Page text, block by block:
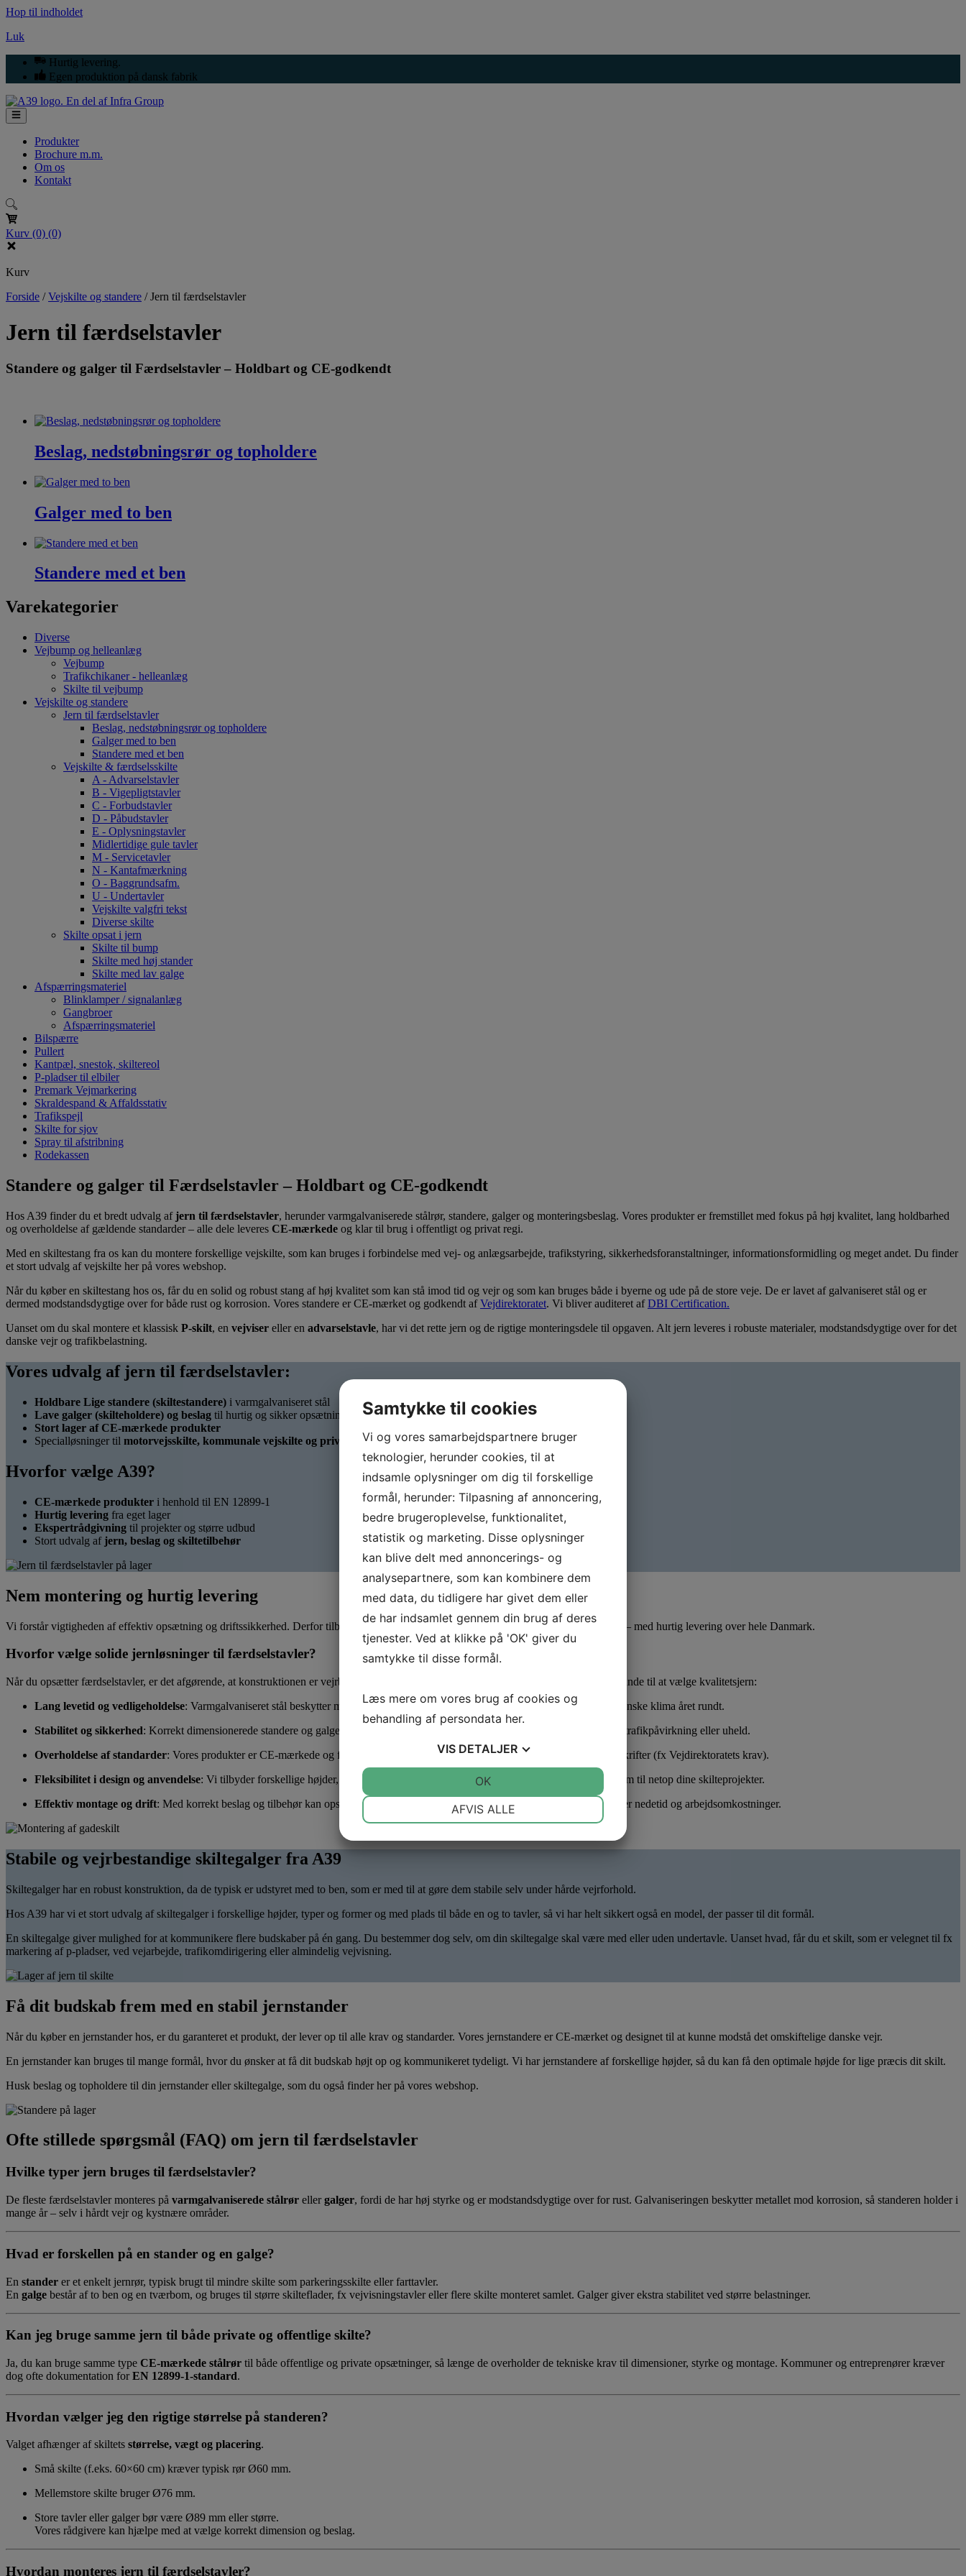
Hop til indholdet
Luk
Hurtig levering.
Egen produktion på dansk fabrik
Produkter
Brochure m.m.
Om os
Kontakt
Kurv (0) (0)
Kurv
Forside /Vejskilte og standere /Jern til færdselstavler
Jern til færdselstavler
Standere og galger til Færdselstavler – Holdbart og CE-godkendt
Beslag, nedstøbningsrør og topholdere
Galger med to ben
Standere med et ben
Varekategorier
Diverse
Vejbump og helleanlæg
Vejbump
Trafikchikaner - helleanlæg
Skilte til vejbump
Vejskilte og standere
Jern til færdselstavler
Beslag, nedstøbningsrør og topholdere
Galger med to ben
Standere med et ben
Vejskilte & færdselsskilte
A - Advarselstavler
B - Vigepligtstavler
C - Forbudstavler
D - Påbudstavler
E - Oplysningstavler
Midlertidige gule tavler
M - Servicetavler
N - Kantafmærkning
O - Baggrundsafm.
U - Undertavler
Vejskilte valgfri tekst
Diverse skilte
Skilte opsat i jern
Skilte til bump
Skilte med høj stander
Skilte med lav galge
Afspærringsmateriel
Blinklamper / signalanlæg
Gangbroer
Afspærringsmateriel
Bilspærre
Pullert
Kantpæl, snestok, skiltereol
P-pladser til elbiler
Premark Vejmarkering
Skraldespand & Affaldsstativ
Trafikspejl
Skilte for sjov
Spray til afstribning
Rodekassen
Standere og galger til Færdselstavler – Holdbart og CE-godkendt
Hos A39 finder du et bredt udvalg af jern til færdselstavler, herunder varmgalvaniserede stålrør, standere, galger og monteringsbeslag. Vores produkter er fremstillet med fokus på høj kvalitet, lang holdbarhed
og overholdelse af gældende standarder – alle dele leveres CE-mærkede og klar til brug i offentligt og privat regi.
Med en skiltestang fra os kan du montere forskellige vejskilte, som kan bruges i forbindelse med vej- og anlægsarbejde, trafikstyring, sikkerhedsforanstaltninger, informationsformidling og meget andet. Du finder
et stort udvalg af vejskilte her på vores webshop.
Når du køber en skiltestang hos os, får du en solid og robust stang af høj kvalitet som kan stå imod tid og vejr og som kan bruges både i byerne og ude på de store veje. De er lavet af galvaniseret stål og er
dermed modstandsdygtige over for både rust og korrosion. Vores standere er CE-mærket og godkendt afVejdirektoratet. Vi bliver auditeret afDBI Certification.
Uanset om du skal montere et klassisk P-skilt, en vejviser eller en advarselstavle, har vi det rette jern og de rigtige monteringsdele til opgaven. Alt jern leveres i robuste materialer, modstandsdygtige over for det
danske vejr og trafikbelastning.
Vores udvalg af jern til færdselstavler:
Holdbare Lige standere (skiltestandere) i varmgalvaniseret stål
Lave galger (skilteholdere) og beslag til hurtig og sikker opsætning
Stort lager af CE-mærkede produkter
Specialløsninger til motorvejsskilte, kommunale vejskilte og private arealer
Hvorfor vælge A39?
CE-mærkede produkter i henhold til EN 12899-1
Hurtig levering fra eget lager
Ekspertrådgivning til projekter og større udbud
Stort udvalg afjern, beslag og skiltetilbehør
Nem montering og hurtig levering
Vi forstår vigtigheden af effektiv opsætning og driftssikkerhed. Derfor tilbyder vi både standardstørrelserog kundetilpassede løsninger – med hurtig levering over hele Danmark.
Hvorfor vælge solide jernløsninger til færdselstavler?
Når du opsætter færdselstavler, er det afgørende, at konstruktionen er vejrbestandig og korrekt certificeret. Her er nogle af de vigtigste grunde til at vælge kvalitetsjern:
Lang levetid og vedligeholdelse: Varmgalvaniseret stål beskytter mod rust og korrosion og sikrer, at skiltestanderne kan tåle det danske klima året rundt.
Stabilitet og sikkerhed: Korrekt dimensionerede standere og galger reducerer risikoen for at skilte knækker eller vælter ved vind, trafikpåvirkning eller uheld.
Overholdelse af standarder: Vores produkter er CE-mærkede og fremstillet i henhold til EN 12899-1 og gældende nationale forskrifter (fx Vejdirektoratets krav).
Fleksibilitet i design og anvendelse: Vi tilbyder forskellige højder, bredder og beslagløsninger, så du kan vælge det optimale system til netop dine skilteprojekter.
Effektiv montage og drift: Med korrekt beslag og tilbehør kan opsætning og udskiftning gøres hurtigt og sikkert, hvilket minimerer nedetid og arbejdsomkostninger.
Stabile og vejrbestandige skiltegalger fra A39
Skiltegalger har en robust konstruktion, da de typisk er udstyret med to ben, som er med til at gøre dem stabile selv under hårde vejrforhold.
Hos A39 har vi et stort udvalg af skiltegalger i forskellige højder, typer og former og med plads til både en og to tavler, så vi har helt sikkert også en model, der passer til dit formål.
En skiltegalge giver mulighed for at kommunikere flere budskaber på én gang. Du bestemmer dog selv, om din skiltegalge skal være med eller uden undertavle. Uanset hvad, får du et skilt, som er velegnet til fx
markering af p-pladser, ved vejarbejde, trafikomdirigering eller almindelig vejvisning.
Få dit budskab frem med en stabil jernstander
Når du køber en jernstander hos, er du garanteret et produkt, der lever op til alle krav og standarder. Vores jernstandere er CE-mærket og designet til at kunne modstå det omskiftelige danske vejr.
En jernstander kan bruges til mange formål, hvor du ønsker at få dit budskab højt op og kommunikeret tydeligt. Vi har jernstandere af forskellige højder, så du kan få den optimale højde for lige præcis dit skilt.
Husk beslag og topholdere til din jernstander eller skiltegalge, som du også finder her på vores webshop.
Ofte stillede spørgsmål (FAQ) om jern til færdselstavler
Hvilke typer jern bruges til færdselstavler?
De fleste færdselstavler monteres på varmgalvaniserede stålrør ellergalger, fordi de har høj styrke og er modstandsdygtige over for rust. Galvaniseringen beskytter metallet mod korrosion, så standeren holder i
mange år – selv i hårdt vejr og kystnære områder.
Hvad er forskellen på en stander og en galge?
En stander er et enkelt jernrør, typisk brugt til mindre skilte som parkeringsskilte eller farttavler.
En galge består af to ben og en tværbom, og bruges til større skilteflader, fx vejvisningstavler eller flere skilte monteret samlet. Galger giver ekstra stabilitet ved større belastninger.
Kan jeg bruge samme jern til både private og offentlige skilte?
Ja, du kan bruge samme type CE-mærkede stålrør til både offentlige og private opsætninger, så længe de overholder de tekniske krav til dimensioner, styrke og montage. Kommuner og entreprenører kræver
dog ofte dokumentation forEN 12899-1-standard.
Hvordan vælger jeg den rigtige størrelse på standeren?
Valget afhænger af skiltets størrelse, vægt og placering.
Små skilte (f.eks. 60×60 cm) kræver typisk rør Ø60 mm.
Mellemstore skilte bruger Ø76 mm.
Store tavler eller galger bør være Ø89 mm eller større.
Vores rådgivere kan hjælpe med at vælge korrekt dimension og beslag.
Hvordan monteres jern til færdselstavler?
Samtykke til cookies
Vi og vores samarbejdspartnere bruger
teknologier, herunder cookies, til at
indsamle oplysninger om dig til forskellige
formål, herunder: Tilpasning af annoncering,
bedre brugeroplevelse, funktionalitet,
statistik og marketing. Disse oplysninger
kan blive delt med annoncerings- og
analysepartnere, som kan kombinere dem
med data, du tidligere har givet dem eller
de har indsamlet gennem din brug af deres
tjenester. Ved at klikke på 'OK' giver du
samtykke til disse formål.
Læs mere om vores brug af cookies og
behandling af persondata her.
VIS DETALJER
AFVIS ALLE
OK